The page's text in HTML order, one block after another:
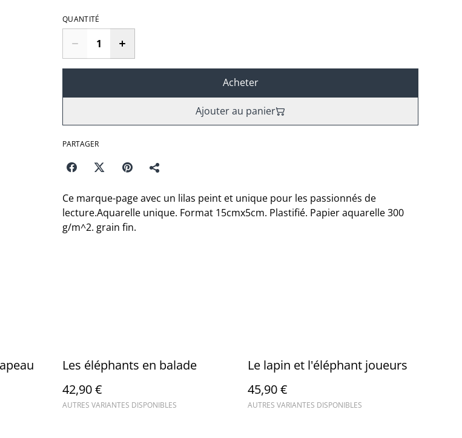
QUANTITÉ
Acheter
Ajouter au panier
PARTAGER
Ce marque-page avec un lilas peint et unique pour les passionnés de
lecture.Aquarelle unique. Format 15cmx5cm. Plastifié. Papier aquarelle 300
g/m^2. grain fin.
Les éléphants en balade
42,90 €
AUTRES VARIANTES DISPONIBLES
Le lapin et l'éléphant joueurs
45,90 €
AUTRES VARIANTES DISPONIBLES